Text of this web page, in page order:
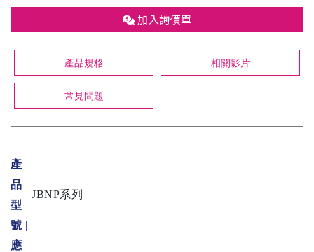
加入詢價單
產品規格 相關影片
常見問題
產
品
型
號 |
JBNP系列
應